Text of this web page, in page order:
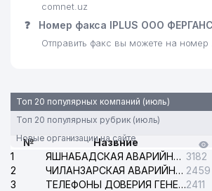
comnet.uz
❓ Номер факса IPLUS ООО
Отправить факс вы можете на номер
Топ 20 популярных компаний (июль)
Топ 20 популярных рубрик (июль)
Новые организации на сайте
№
Назвние
1
ЯШНАБАДСКАЯ АВАРИЙНАЯ СЛУЖБА ЭЛЕКТРОСЕТИ 3182
2
ЧИЛАНЗАРСКАЯ АВАРИЙНАЯ СЛУЖБА ЭЛЕКТРОСЕТИ 2459
3
ТЕЛЕФОНЫ ДОВЕРИЯ ГЕНЕРАЛЬНОЙ ПРОКУРАТУРЫ РЕСПУБЛИКИ УЗБЕКИСТАН2411